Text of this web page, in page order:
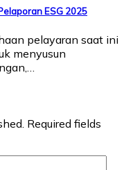
ESG 2025
pelayaran saat ini
menyusun
Required fields